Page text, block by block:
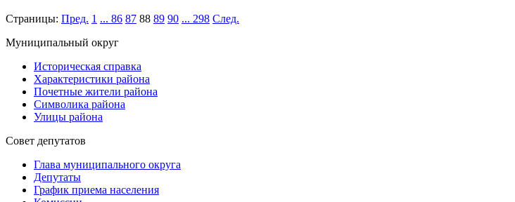
Страницы: Пред. 1 ... 86 87 88 89 90 ... 298 След.
Муниципальный округ
Историческая справка
Характеристики района
Почетные жители района
Символика района
Улицы района
Совет депутатов
Глава муниципального округа
Депутаты
График приема населения